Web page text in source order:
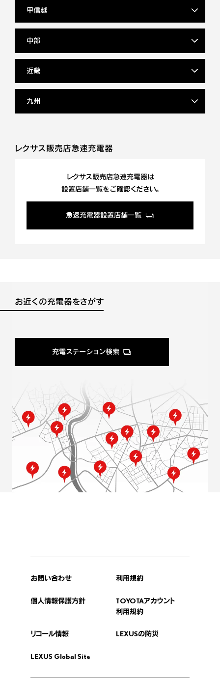
甲信越
中部
近畿
九州
レクサス販売店急速充電器
レクサス販売店急速充電器は
設置店舗一覧をご確認ください。
急速充電器設置店舗一覧
お近くの充電器をさがす
充電ステーション検索
お問い合わせ 利用規約
個人情報保護方針
TOYOTAアカウント
利用規約
リコール情報 LEXUSの防災
LEXUS Global Site